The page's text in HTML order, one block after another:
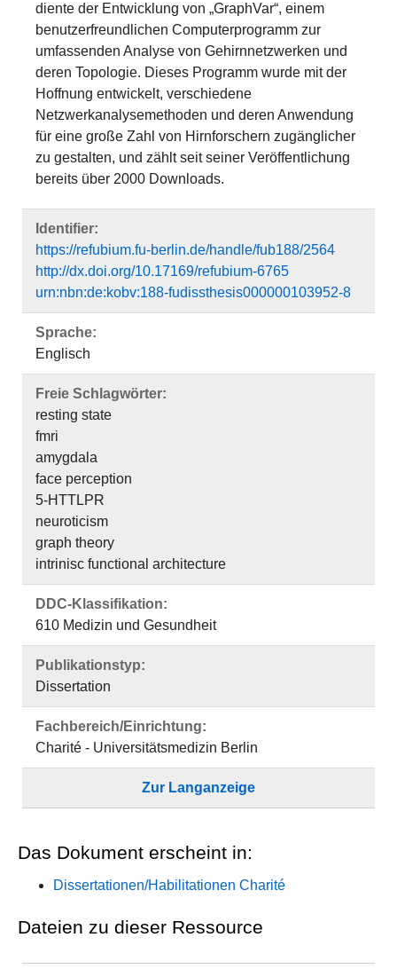
diente der Entwicklung von „GraphVar“, einem
benutzerfreundlichen Computerprogramm zur
umfassenden Analyse von Gehirnnetzwerken und
deren Topologie. Dieses Programm wurde mit der
Hoffnung entwickelt, verschiedene
Netzwerkanalysemethoden und deren Anwendung
für eine große Zahl von Hirnforschern zugänglicher
zu gestalten, und zählt seit seiner Veröffentlichung
bereits über 2000 Downloads.
Identifier:
https://refubium.fu-berlin.de/handle/fub188/2564
http://dx.doi.org/10.17169/refubium-6765
urn:nbn:de:kobv:188-fudissthesis000000103952-8
Sprache:
Englisch
Freie Schlagwörter:
resting state
fmri
amygdala
face perception
5-HTTLPR
neuroticism
graph theory
intrinisc functional architecture
DDC-Klassifikation:
610 Medizin und Gesundheit
Publikationstyp:
Dissertation
Fachbereich/Einrichtung:
Charité - Universitätsmedizin Berlin
Zur Langanzeige
Das Dokument erscheint in:
Dissertationen/Habilitationen Charité
Dateien zu dieser Ressource